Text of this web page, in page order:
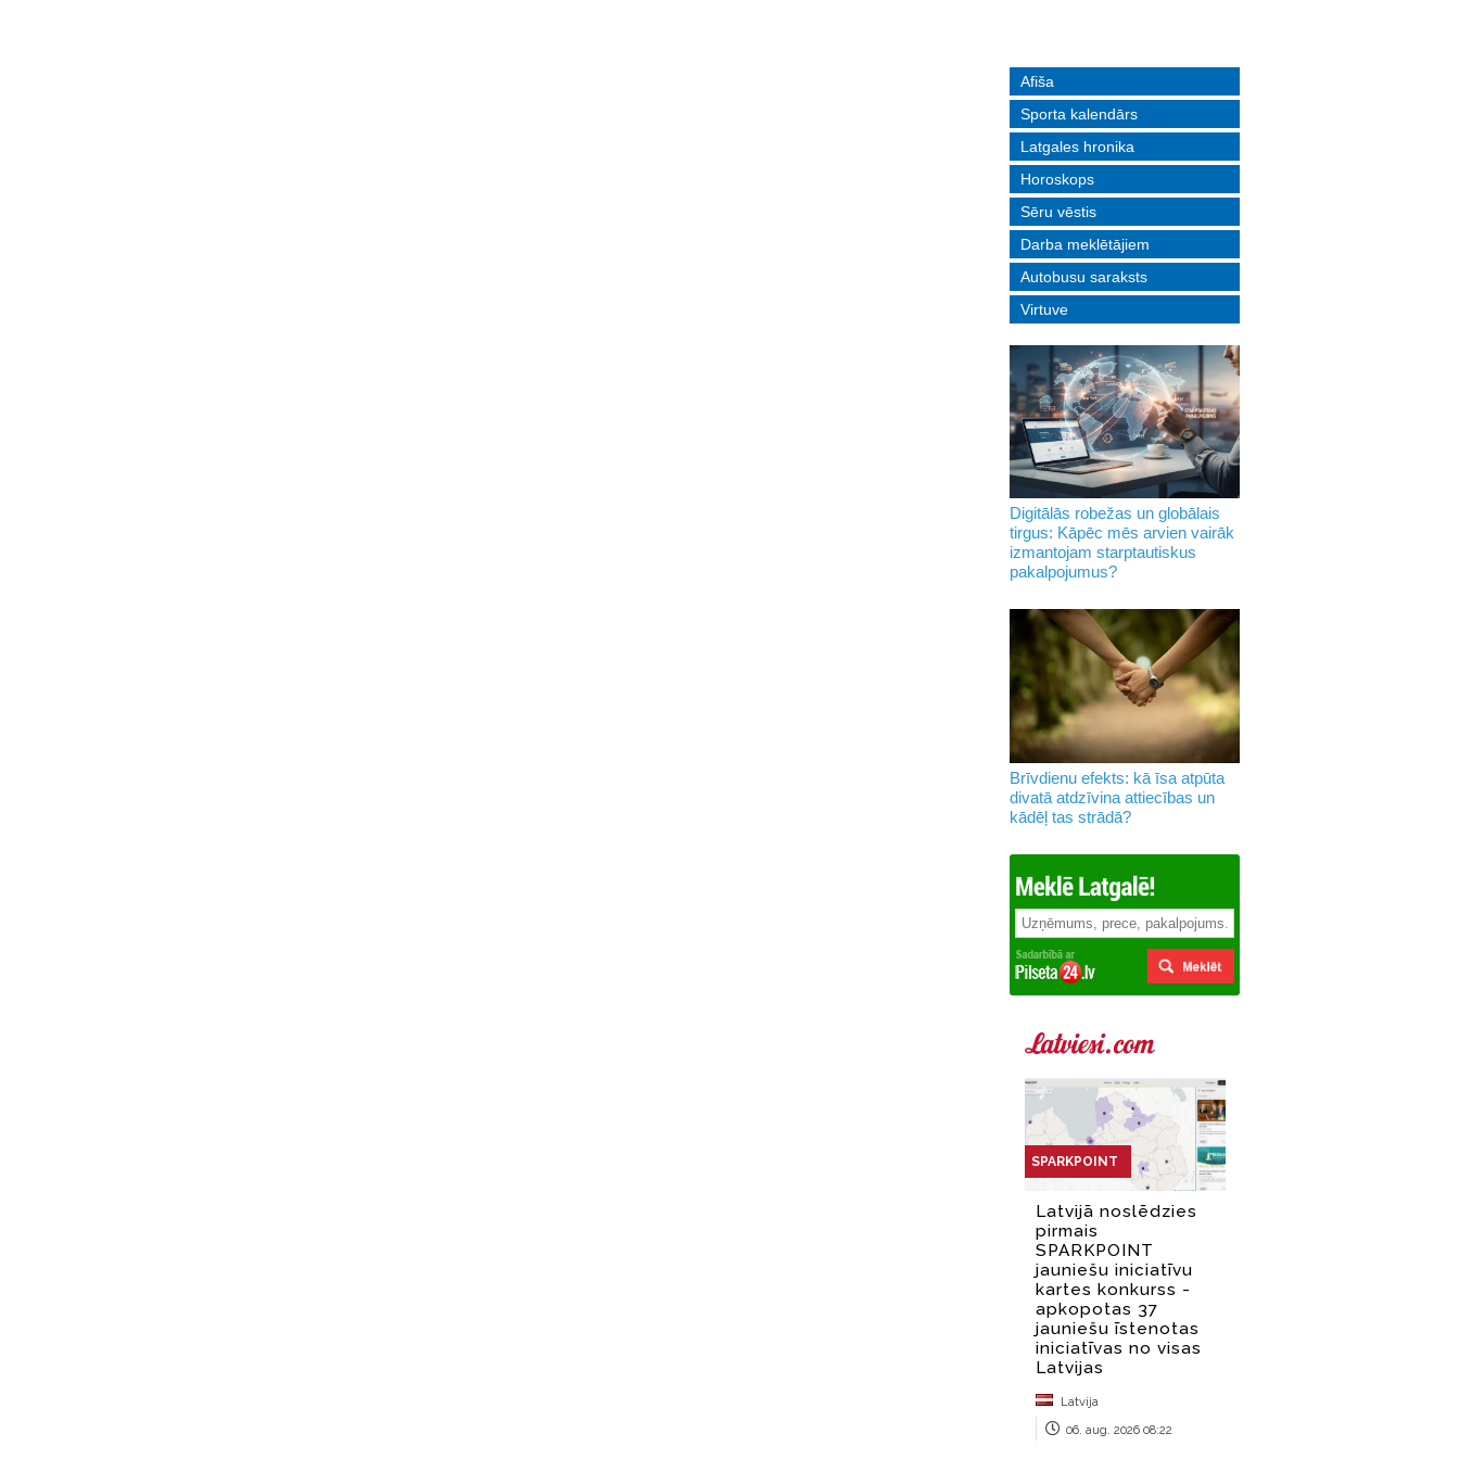
Afiša
Sporta kalendārs
Latgales hronika
Horoskops
Sēru vēstis
Darba meklētājiem
Autobusu saraksts
Virtuve
Digitālās robežas un globālais
tirgus: Kāpēc mēs arvien vairāk
izmantojam starptautiskus
pakalpojumus?
Brīvdienu efekts: kā īsa atpūta
divatā atdzīvina attiecības un
kādēļ tas strādā?